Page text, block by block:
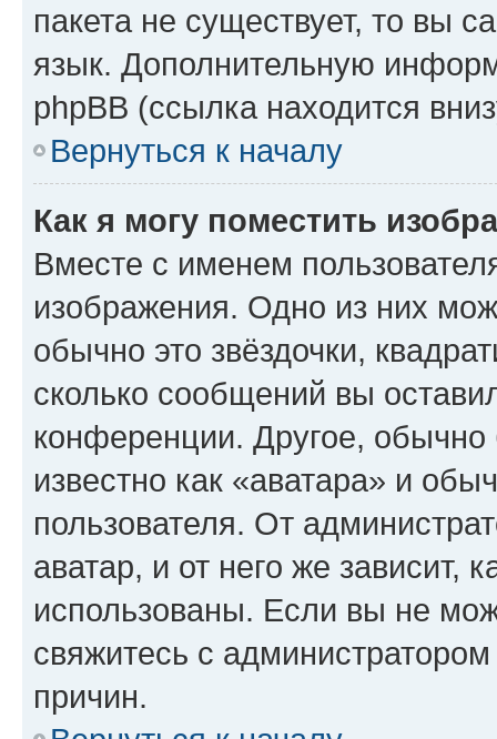
пакета не существует, то вы
язык. Дополнительную
phpBB (ссылка находится
Вернуться к началу
Как я могу поместить
Вместе с именем
изображения. Одно из них
обычно это звёздочки,
сколько сообщений вы
конференции. Другое,
известно как «аватара» и
пользователя. От
аватар, и от него же зависит,
использованы. Если вы не
свяжитесь с
причин.